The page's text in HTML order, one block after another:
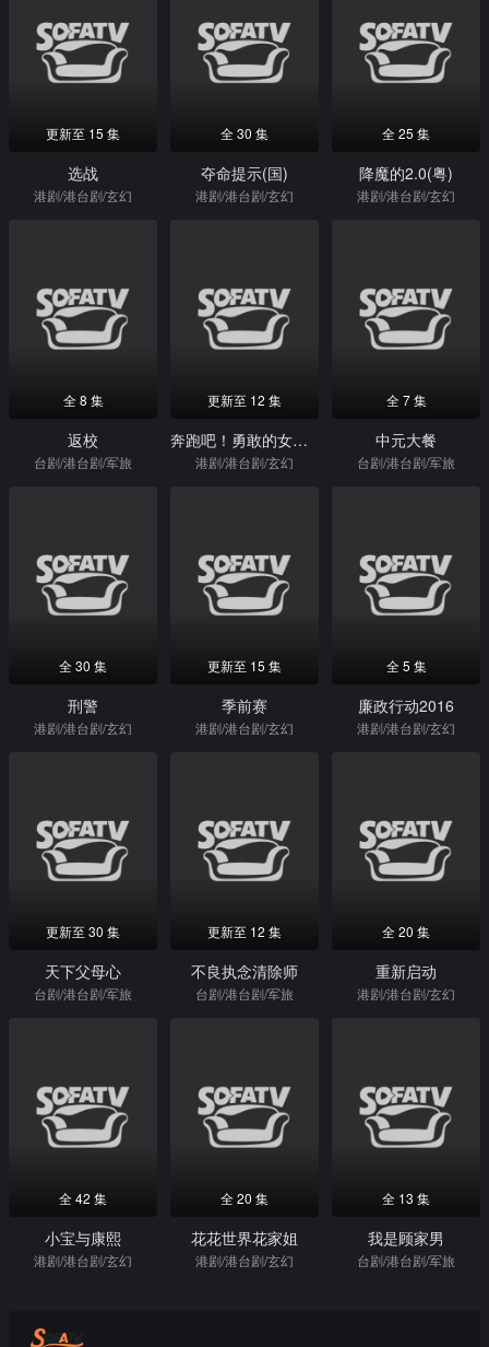
更新至 15 集
选战
港剧/港台剧/玄幻
全 30 集
夺命提示(国)
港剧/港台剧/玄幻
全 25 集
降魔的2.0(粤)
港剧/港台剧/玄幻
全 8 集
返校
台剧/港台剧/军旅
更新至 12 集
奔跑吧！勇敢的女人们（粤）
港剧/港台剧/玄幻
全 7 集
中元大餐
台剧/港台剧/军旅
全 30 集
刑警
港剧/港台剧/玄幻
更新至 15 集
季前赛
港剧/港台剧/玄幻
全 5 集
廉政行动2016
港剧/港台剧/玄幻
更新至 30 集
天下父母心
台剧/港台剧/军旅
更新至 12 集
不良执念清除师
台剧/港台剧/军旅
全 20 集
重新启动
港剧/港台剧/玄幻
全 42 集
小宝与康熙
港剧/港台剧/玄幻
全 20 集
花花世界花家姐
港剧/港台剧/玄幻
全 13 集
我是顾家男
台剧/港台剧/军旅